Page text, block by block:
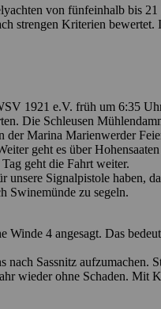
von fünfeinhalb bis
strengen Kriterien
1921 e.V. früh um 6:35
Die Schleusen
Marina Marienwerder
geht es über
geht die Fahrt weiter.
Signalpistole haben,
Swinemünde zu segeln.
4 angesagt. Das
Sassnitz
wieder ohne Schaden.